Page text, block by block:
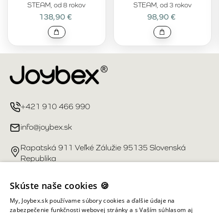
STEAM, od 8 rokov
138,90 €
STEAM, od 3 rokov
98,90 €
+421 910 466 990
info@joybex.sk
Rapatská 911 Veľké Zálužie 95135 Slovenská
Republika
Užitočné odkazy
Účet
Skúste naše cookies 🍪
My, Joybex.sk používame súbory cookies a ďalšie údaje na
zabezpečenie funkčnosti webovej stránky a s Vaším súhlasom aj